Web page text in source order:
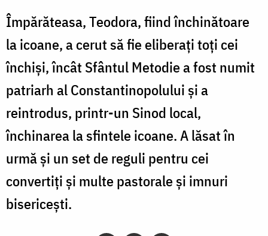
Împărăteasa, Teodora, fiind închinătoare
la icoane, a cerut să fie eliberați toți cei
închiși, încât Sfântul Metodie a fost numit
patriarh al Constantinopolului și a
reintrodus, printr-un Sinod local,
închinarea la sfintele icoane. A lăsat în
urmă și un set de reguli pentru cei
convertiți și multe pastorale și imnuri
bisericești.